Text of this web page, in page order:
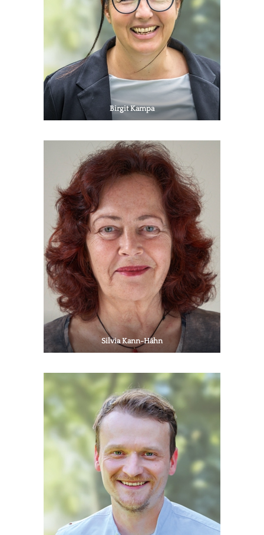
Birgit Kampa
Silvia Kann-Hähn